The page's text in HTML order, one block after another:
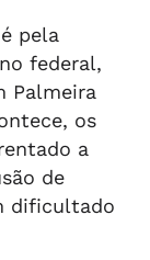
pela
federal,
Palmeira
os
a
de
dificultado